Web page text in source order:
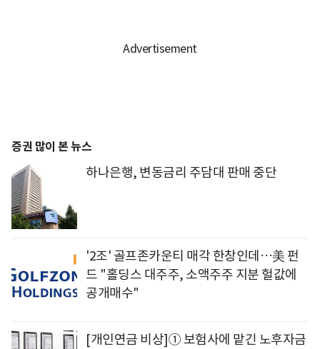
증권 많이 본 뉴스
하나은행, 변동금리 주담대 판매 중단
'2조' 골프존카운티 매각 한창인데…美 펀
드 "홀딩스 대주주, 소액주주 지분 헐값에
공개매수"
[개인연금 비상]① 보험사에 맡긴 노후자금